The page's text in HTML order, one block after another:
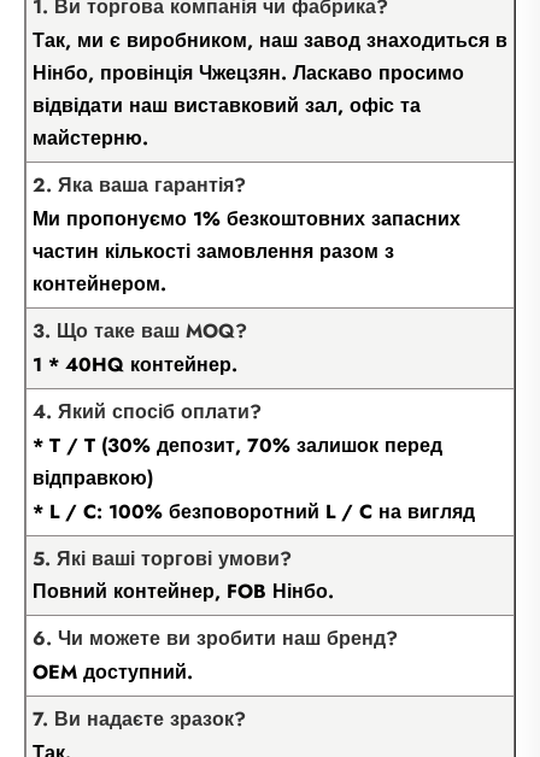
1. Ви торгова компанія чи фабрика?
Так, ми є виробником, наш завод знаходиться в
Нінбо, провінція Чжецзян. Ласкаво просимо
відвідати наш виставковий зал, офіс та
майстерню.
2. Яка ваша гарантія?
Ми пропонуємо 1% безкоштовних запасних
частин кількості замовлення разом з
контейнером.
3. Що таке ваш MOQ?
1 * 40HQ контейнер.
4. Який спосіб оплати?
* T / T (30% депозит, 70% залишок перед
відправкою)
* L / C: 100% безповоротний L / C на вигляд
5. Які ваші торгові умови?
Повний контейнер, FOB Нінбо.
6. Чи можете ви зробити наш бренд?
OEM доступний.
7. Ви надаєте зразок?